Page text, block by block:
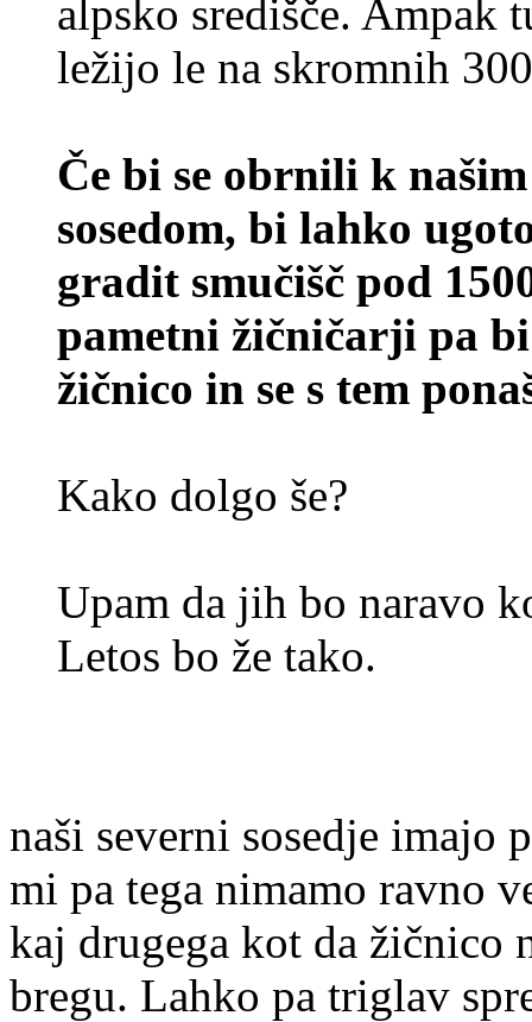
alpsko središče. Ampak
ležijo le na skromnih
Če bi se obrnili k
sosedom, bi lahko
gradit smučišč pod
pametni žičničarji pa
žičnico in se s tem
Kako dolgo še?
Upam da jih bo naravo
Letos bo že tako.
naši severni sosedje imajo
mi pa tega nimamo ravno
kaj drugega kot da žičnico
bregu. Lahko pa triglav